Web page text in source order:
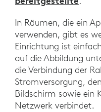
In Räumen, die ein
verwenden, gibt es
Einrichtung ist
auf die Abbildung
die Verbindung der
Stromversorgung,
Bildschirm sowie ein
Netzwerk verbindet.